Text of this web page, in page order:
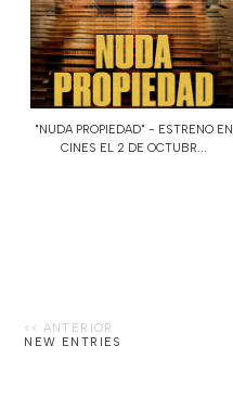
"NUDA PROPIEDAD" - ESTRENO EN
CINES EL 2 DE OCTUBR...
NEW ENTRIES